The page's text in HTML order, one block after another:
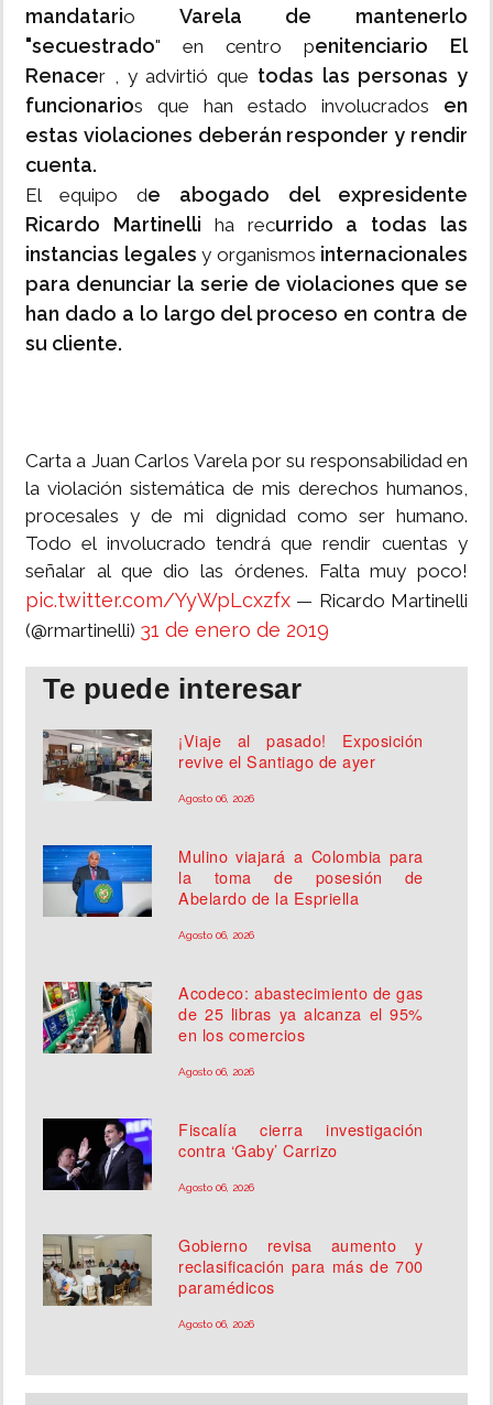
mandatario Varela de mantenerlo
"secuestrado" en centro penitenciario El
Renacer , y advirtió que todas las personas y
funcionarios que han estado involucrados en
estas violaciones deberán responder y rendir
cuenta.
El equipo de abogado del expresidente
Ricardo Martinelli ha recurrido a todas las
instancias legales y organismos internacionales
para denunciar la serie de violaciones que se
han dado a lo largo del proceso en contra de
su cliente.
Carta a Juan Carlos Varela por su responsabilidad en
la violación sistemática de mis derechos humanos,
procesales y de mi dignidad como ser humano.
Todo el involucrado tendrá que rendir cuentas y
señalar al que dio las órdenes. Falta muy poco!
pic.twitter.com/YyWpLcxzfx — Ricardo Martinelli
(@rmartinelli) 31 de enero de 2019
Te puede interesar
¡Viaje al pasado! Exposición
revive el Santiago de ayer
Agosto 06, 2026
Mulino viajará a Colombia para
la toma de posesión de
Abelardo de la Espriella
Agosto 06, 2026
Acodeco: abastecimiento de gas
de 25 libras ya alcanza el 95%
en los comercios
Agosto 06, 2026
Fiscalía cierra investigación
contra ‘Gaby’ Carrizo
Agosto 06, 2026
Gobierno revisa aumento y
reclasificación para más de 700
paramédicos
Agosto 06, 2026